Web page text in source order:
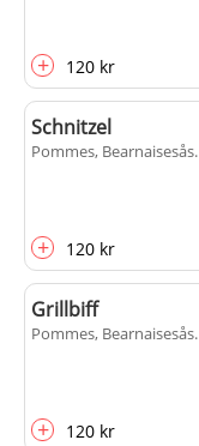
+ 120 kr
Schnitzel
Pommes, Bearnaisesås.
+ 120 kr
Grillbiff
Pommes, Bearnaisesås.
+ 120 kr